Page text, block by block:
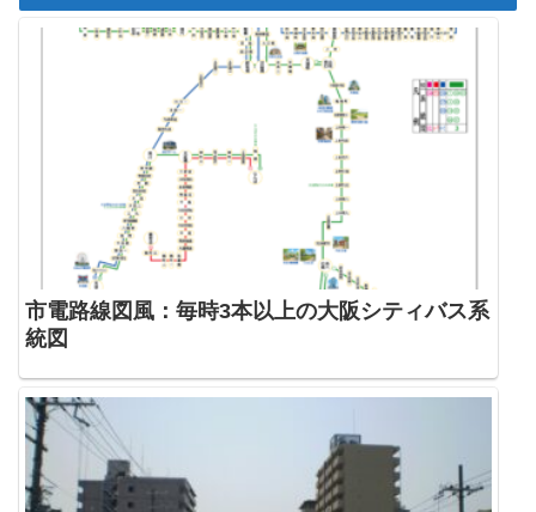
市電路線図風：毎時3本以上の大阪シティバス系
統図